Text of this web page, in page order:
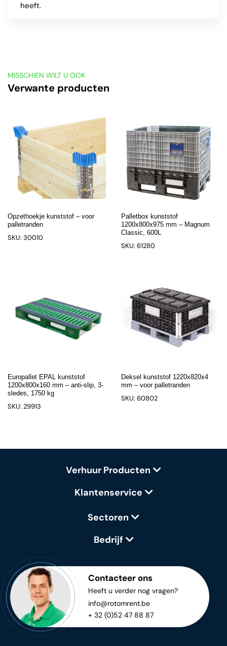
heeft.
MISSCHIEN WILT U OOK
Verwante producten
Opzethoekje kunststof – voor
palletranden
SKU: 30010
Palletbox kunststof
1200x800x975 mm – Magnum
Classic, 600L
SKU: 61280
Europallet EPAL kunststof
1200x800x160 mm – anti-slip, 3-
sledes, 1750 kg
SKU: 29913
Deksel kunststof 1220x820x4
mm – voor palletranden
SKU: 60802
Verhuur Producten
Klantenservice
Sectoren
Bedrijf
Contacteer ons
Heeft u verder nog vragen?
info@rotomrent.be
+ 32 (0)52 47 88 87